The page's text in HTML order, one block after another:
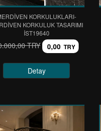
KORKULUKLARI-
KORKULUK TASARIMI
IST19640
TRY 0,00 TRY
Detay